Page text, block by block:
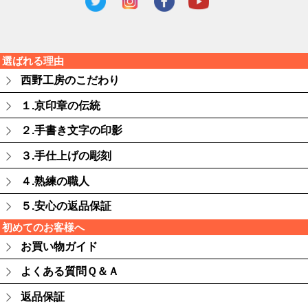
選ばれる理由
西野工房のこだわり
１.京印章の伝統
２.手書き文字の印影
３.手仕上げの彫刻
４.熟練の職人
５.安心の返品保証
初めてのお客様へ
お買い物ガイド
よくある質問Ｑ＆Ａ
返品保証